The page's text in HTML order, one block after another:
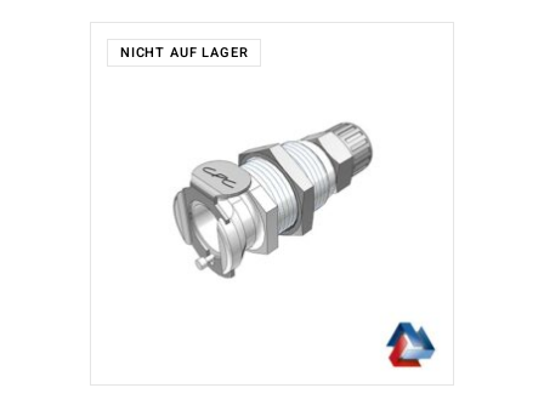
NICHT AUF LAGER
WEITERLESEN